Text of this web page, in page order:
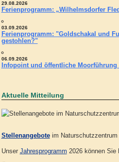
29.08.2026
Ferienprogramm: „Wilhelmsdorfer
03.09.2026
Ferienprogramm: "Goldschakal und
gestohlen?"
06.09.2026
Infopoint und öffentliche Moorführung
Aktuelle Mitteilung
Stellenangeboteim Naturschutzzentrum
Unser Jahresprogramm 2026 können Sie